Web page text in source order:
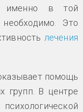
именно в той
Это
лечения
помощь
групп. В центре